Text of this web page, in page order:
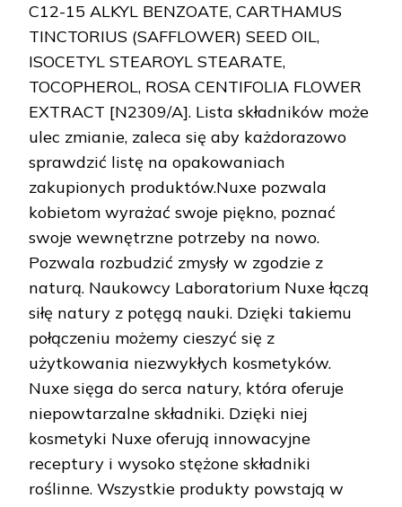
C12-15 ALKYL BENZOATE, CARTHAMUS
TINCTORIUS (SAFFLOWER) SEED OIL,
ISOCETYL STEAROYL STEARATE,
TOCOPHEROL, ROSA CENTIFOLIA FLOWER
EXTRACT [N2309/A]. Lista składników może
ulec zmianie, zaleca się aby każdorazowo
sprawdzić listę na opakowaniach
zakupionych produktów.Nuxe pozwala
kobietom wyrażać swoje piękno, poznać
swoje wewnętrzne potrzeby na nowo.
Pozwala rozbudzić zmysły w zgodzie z
naturą. Naukowcy Laboratorium Nuxe łączą
siłę natury z potęgą nauki. Dzięki takiemu
połączeniu możemy cieszyć się z
użytkowania niezwykłych kosmetyków.
Nuxe sięga do serca natury, która oferuje
niepowtarzalne składniki. Dzięki niej
kosmetyki Nuxe oferują innowacyjne
receptury i wysoko stężone składniki
roślinne. Wszystkie produkty powstają w